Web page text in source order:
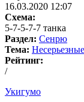
16.03.2020 12:07
Схема:
5-7-5-7-7 танка
Раздел: Сенрю
Тема:
Рейтинг:
/
Укигумо